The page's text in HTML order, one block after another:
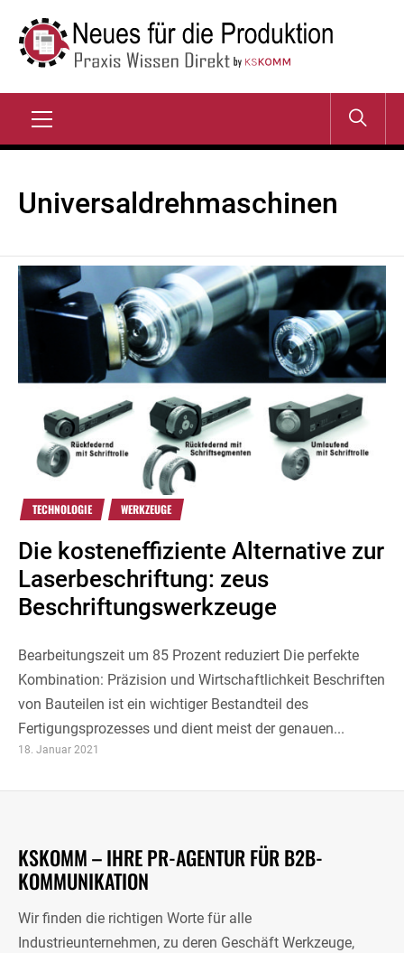
Inhalt
springen
NEUES FÜR DIE
PRODUKTION
Universaldrehmaschinen
TECHNOLOGIE WERKZEUGE
Die kosteneffiziente Alternative zur
Laserbeschriftung: zeus
Beschriftungswerkzeuge
Bearbeitungszeit um 85 Prozent reduziert Die perfekte
Kombination: Präzision und Wirtschaftlichkeit Beschriften
von Bauteilen ist ein wichtiger Bestandteil des
Fertigungsprozesses und dient meist der genauen...
18. Januar 2021
KSKOMM – IHRE PR-AGENTUR FÜR B2B-
KOMMUNIKATION
Wir finden die richtigen Worte für alle
Industrieunternehmen, zu deren Geschäft Werkzeuge,